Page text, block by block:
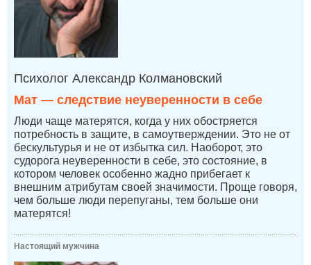
Психолог Александр Колмановский
Мат — следствие неуверенности в себе
Люди чаще матерятся, когда у них обостряется
потребность в защите, в самоутверждении. Это не от
бескультурья и не от избытка сил. Наоборот, это
судорога неуверенности в себе, это состояние, в
котором человек особенно жадно прибегает к
внешним атрибутам своей значимости. Проще говоря,
чем больше люди перепуганы, тем больше они
матерятся!
Настоящий мужчина